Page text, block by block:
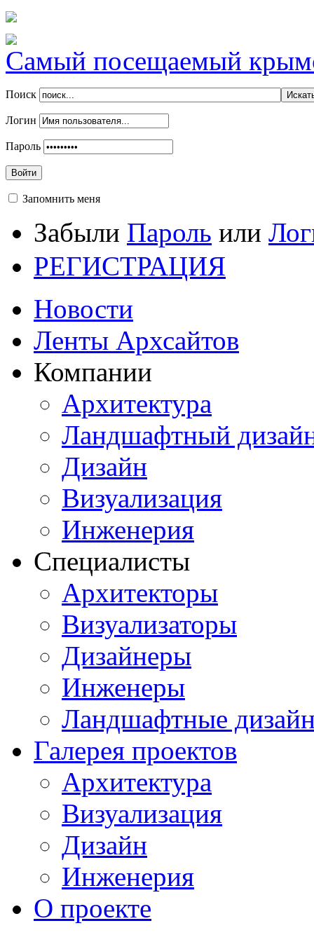
Самый посещаемый
Поиск
Логин
Пароль
Войти
Запомнить меня
Забыли Пароль или
РЕГИСТРАЦИЯ
Новости
Ленты Архсайтов
Компании
Архитектура
Ландшафтный
Дизайн
Визуализация
Инженерия
Специалисты
Архитекторы
Визуализаторы
Дизайнеры
Инженеры
Ландшафтные
Галерея проектов
Архитектура
Визуализация
Дизайн
Инженерия
О проекте